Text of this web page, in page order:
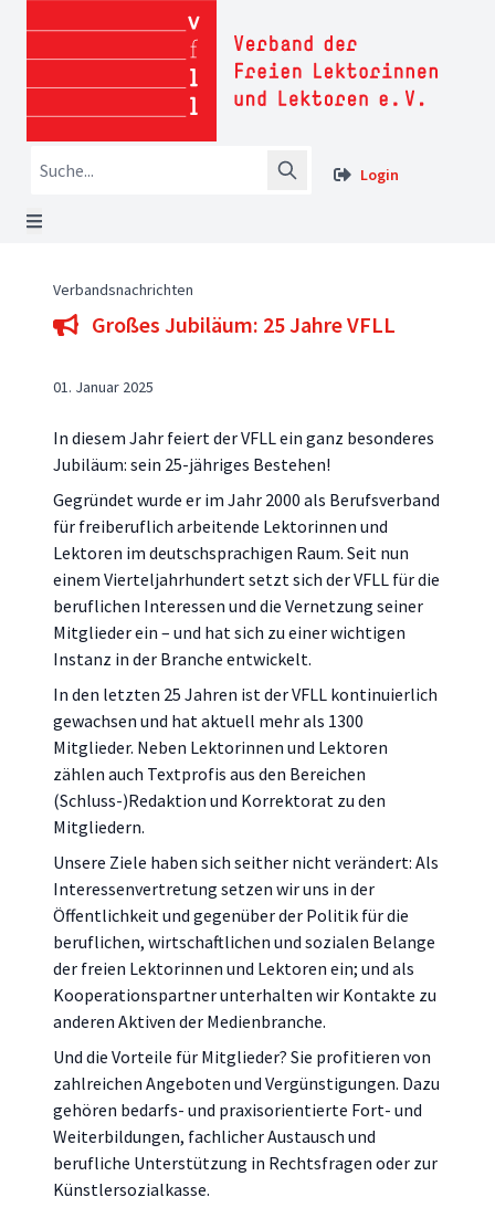
Login
Verbandsnachrichten
Großes Jubiläum: 25 Jahre VFLL
01. Januar 2025
In diesem Jahr feiert der VFLL ein ganz besonderes
Jubiläum: sein 25-jähriges Bestehen!
Gegründet wurde er im Jahr 2000 als Berufsverband
für freiberuflich arbeitende Lektorinnen und
Lektoren im deutschsprachigen Raum. Seit nun
einem Vierteljahrhundert setzt sich der VFLL für die
beruflichen Interessen und die Vernetzung seiner
Mitglieder ein – und hat sich zu einer wichtigen
Instanz in der Branche entwickelt.
In den letzten 25 Jahren ist der VFLL kontinuierlich
gewachsen und hat aktuell mehr als 1300
Mitglieder. Neben Lektorinnen und Lektoren
zählen auch Textprofis aus den Bereichen
(Schluss-)Redaktion und Korrektorat zu den
Mitgliedern.
Unsere Ziele haben sich seither nicht verändert: Als
Interessenvertretung setzen wir uns in der
Öffentlichkeit und gegenüber der Politik für die
beruflichen, wirtschaftlichen und sozialen Belange
der freien Lektorinnen und Lektoren ein; und als
Kooperationspartner unterhalten wir Kontakte zu
anderen Aktiven der Medienbranche.
Und die Vorteile für Mitglieder? Sie profitieren von
zahlreichen Angeboten und Vergünstigungen. Dazu
gehören bedarfs- und praxisorientierte Fort- und
Weiterbildungen, fachlicher Austausch und
berufliche Unterstützung in Rechtsfragen oder zur
Künstlersozialkasse.